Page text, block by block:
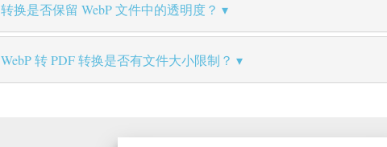
转换是否保留 WebP 文件中的透明度？
WebP 转 PDF 转换是否有文件大小限制？